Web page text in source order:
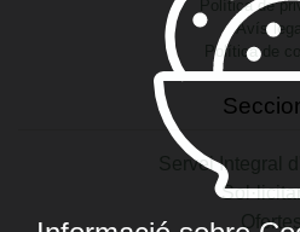
Política de
Avís legal
Política de
Servei Integral
Ofertes